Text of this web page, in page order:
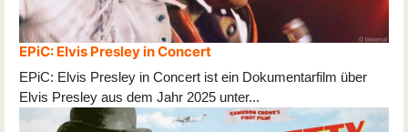
EPiC: Elvis Presley in Concert
EPiC: Elvis Presley in Concert ist ein Dokumentarfilm über
Elvis Presley aus dem Jahr 2025 unter...